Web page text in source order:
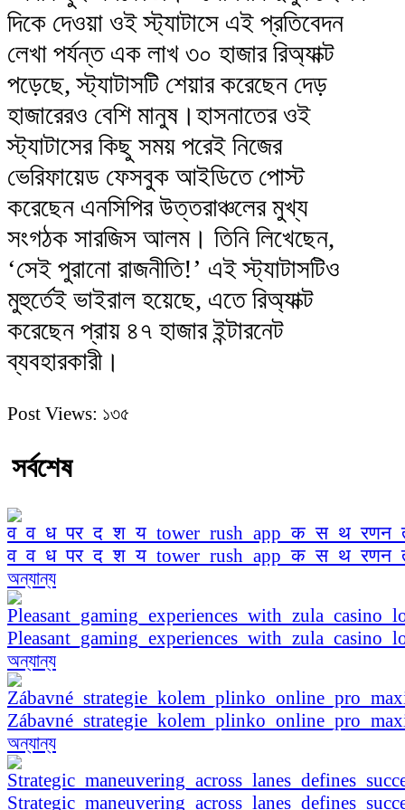
দিকে দেওয়া ওই স্ট্যাটাসে এই প্রতিবেদন
লেখা পর্যন্ত এক লাখ ৩০ হাজার রিঅ্যাক্ট
পড়েছে, স্ট্যাটাসটি শেয়ার করেছেন দেড়
হাজারেরও বেশি মানুষ।হাসনাতের ওই
স্ট্যাটাসের কিছু সময় পরেই নিজের
ভেরিফায়েড ফেসবুক আইডিতে পোস্ট
করেছেন এনসিপির উত্তরাঞ্চলের মুখ্য
সংগঠক সারজিস আলম। তিনি লিখেছেন,
‘সেই পুরানো রাজনীতি!’ এই স্ট্যাটাসটিও
মুহুর্তেই ভাইরাল হয়েছে, এতে রিঅ্যাক্ট
করেছেন প্রায় ৪৭ হাজার ইন্টারনেট
ব্যবহারকারী।
Post Views: ১৩৫
সর্বশেষ
অন্যান্য
অন্যান্য
অন্যান্য